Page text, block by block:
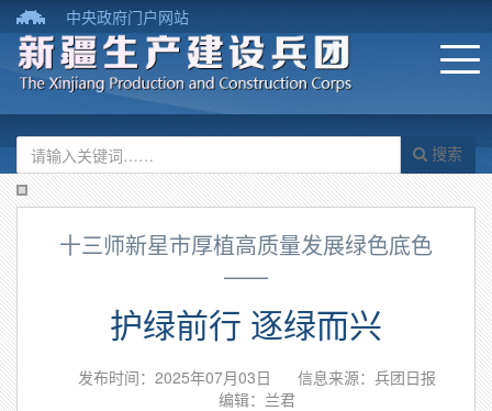
中央政府门户网站
搜索
十三师新星市厚植高质量发展绿色底色
——
护绿前行 逐绿而兴
发布时间：2025年07月03日
信息来源：兵团日报
编辑：兰君